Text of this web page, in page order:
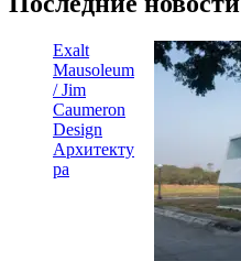
Exalt
Mausoleum
/ Jim
Caumeron
Design
Архитекту
ра